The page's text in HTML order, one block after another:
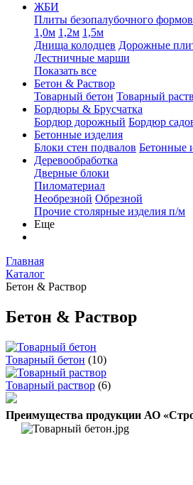
ЖБИ
Плиты безопалубочного
1,0м 1,2м 1,5м
Днища колодцев Дорожные
Лестничные марши
Показать все
Бетон & Раствор
Товарный бетон Товарный
Бордюры & Брусчатка
Бордюр дорожный Бордюр
Бетонные изделия
Блоки стен подвалов Бетонные
Деревообработка
Дверные блоки
Пиломатериал
Необрезной Обрезной
Прочие столярные изделия п/м
Еще
Главная
Каталог
Бетон & Раствор
Бетон & Раствор
Товарный бетон (10)
Товарный раствор (6)
Преимущества продукции АО